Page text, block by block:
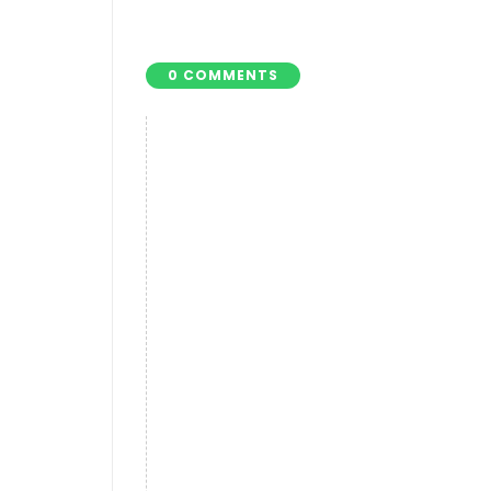
0 COMMENTS